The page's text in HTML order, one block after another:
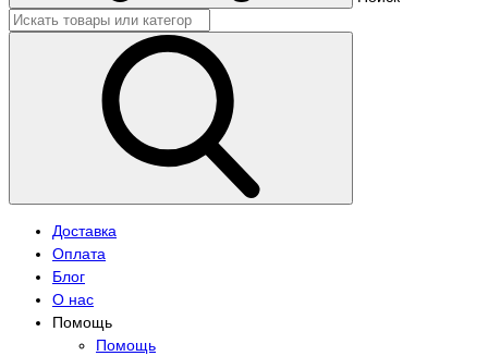
Доставка
Оплата
Блог
О нас
Помощь
Помощь